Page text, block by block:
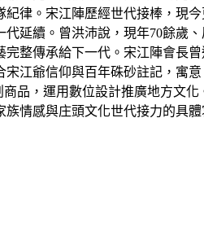
律。宋江陣歷經世代接棒，現
延續。曾洪沛說，現年70餘歲
整傳承給下一代。宋江陣會長
江爺信仰與百年硃砂註記，寓
品，運用數位設計推廣地方文
情感與庄頭文化世代接力的具體